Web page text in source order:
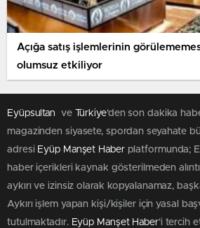
Açığa satış işlemlerinin görülememesi
olumsuz etkiliyor
Eyüpsultan ve Türkiye'den son dakika
magazinden siyasete, spordan seyahate
adresi Eyüp Manşet Haber platformunda;
haber içerikleri kaynak gösterilmeden
aykırı ve izinsiz olarak kopyalanamaz,
Aykırı işlem yapan kişi/kişiler için yasal
tutulmaktadır. Eyüp Manşet Haber'i tercih